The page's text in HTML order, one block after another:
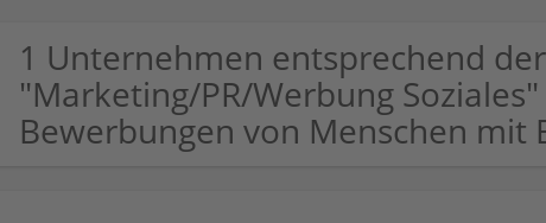
1 Unternehmen entsprechend
"Marketing/PR/Werbung
Bewerbungen von Menschen mit